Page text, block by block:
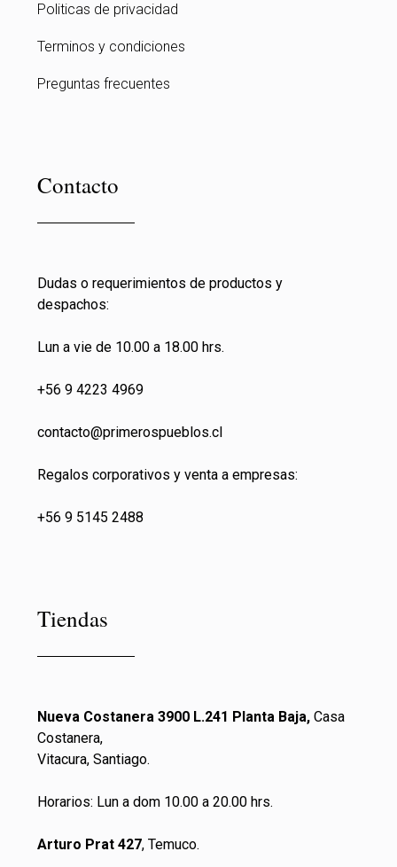
Politicas de privacidad
Terminos y condiciones
Preguntas frecuentes
Contacto
Dudas o requerimientos de productos y
despachos:
Lun a vie de 10.00 a 18.00 hrs.
+56 9 4223 4969
contacto@primerospueblos.cl
Regalos corporativos y venta a empresas:
+56 9 5145 2488
Tiendas
Nueva Costanera 3900 L.241 Planta Baja, Casa
Costanera,
Vitacura, Santiago.
Horarios: Lun a dom 10.00 a 20.00 hrs.
Arturo Prat 427, Temuco.